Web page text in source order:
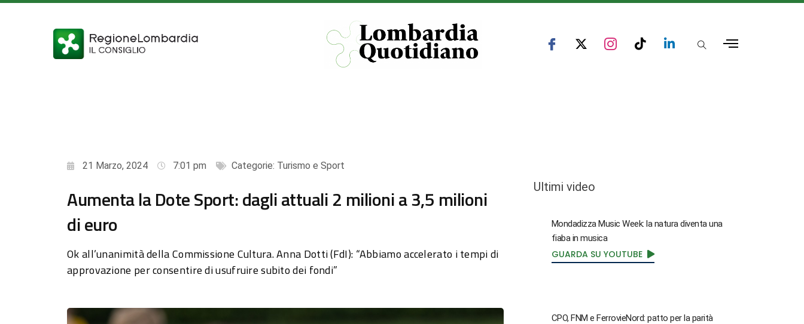
21 Marzo, 2024 7:01 pm Categorie: Turismo e Sport
Aumenta la Dote Sport: dagli attuali 2 milioni a 3,5 milioni
di euro
Ok all’unanimità della Commissione Cultura. Anna Dotti (FdI): “Abbiamo accelerato i tempi di
approvazione per consentire di usufruire subito dei fondi”
Ultimi video
Mondadizza Music Week: la natura diventa una
fiaba in musica
GUARDA SU YOUTUBE
CPO, FNM e FerrovieNord: patto per la parità